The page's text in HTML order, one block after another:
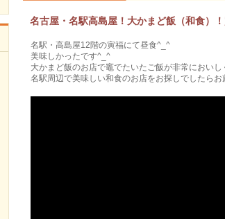
名古屋・名駅高島屋！大かまど飯（和食）
名駅・高島屋12階の寅福にて昼食^_^
美味しかったです^_^
大かまど飯のお店で竈でたいたご飯が非常においし
名駅周辺で美味しい和食のお店をお探しでしたらお